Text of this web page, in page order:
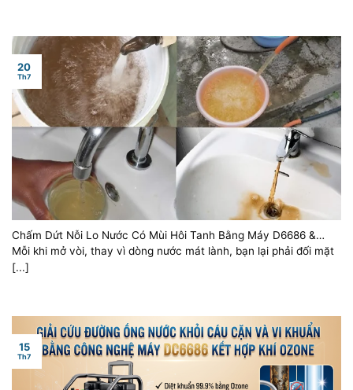
Chấm Dứt Nỗi Lo Nước Có Mùi Hôi Tanh Bằng Máy D6686 &
Ozone
Mỗi khi mở vòi, thay vì dòng nước mát lành, bạn lại phải đối mặt
[...]
20
Th7
15
Th7